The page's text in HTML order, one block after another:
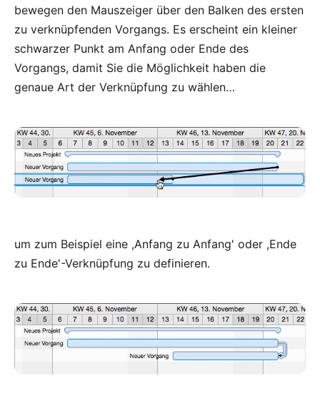
bewegen den Mauszeiger über den Balken des ersten
zu verknüpfenden Vorgangs. Es erscheint ein kleiner
schwarzer Punkt am Anfang oder Ende des
Vorgangs, damit Sie die Möglichkeit haben die
genaue Art der Verknüpfung zu wählen…
um zum Beispiel eine ,Anfang zu Anfang' oder ,Ende
zu Ende'-Verknüpfung zu definieren.